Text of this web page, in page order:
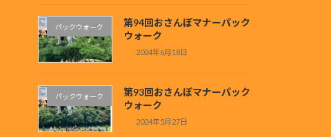
パックウォーク
第94回おさんぽマナーパック
ウォーク
2024年6月18日
パックウォーク
第93回おさんぽマナーパック
ウォーク
2024年5月27日